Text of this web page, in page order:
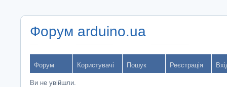
Форум arduino.ua
Форум Користувачі Пошук Реєстрація
Ви не увійшли.